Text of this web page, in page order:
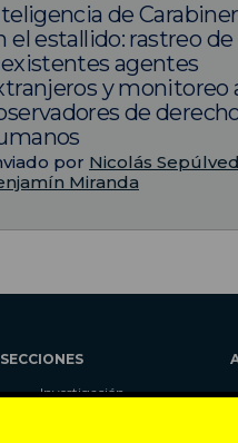
de
el estallido: rastreo de
agentes
y monitoreo
de
por Nicolás
Miranda
SECCIONES
Investigación